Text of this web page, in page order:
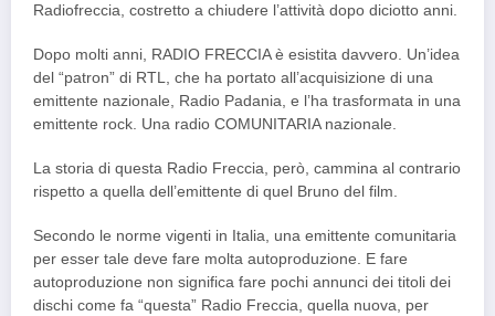
Radiofreccia, costretto a chiudere l’attività dopo diciotto anni.
Dopo molti anni, RADIO FRECCIA è esistita davvero. Un’idea
del “patron” di RTL, che ha portato all’acquisizione di una
emittente nazionale, Radio Padania, e l’ha trasformata in una
emittente rock. Una radio COMUNITARIA nazionale.
La storia di questa Radio Freccia, però, cammina al contrario
rispetto a quella dell’emittente di quel Bruno del film.
Secondo le norme vigenti in Italia, una emittente comunitaria
per esser tale deve fare molta autoproduzione. E fare
autoproduzione non significa fare pochi annunci dei titoli dei
dischi come fa “questa” Radio Freccia, quella nuova, per